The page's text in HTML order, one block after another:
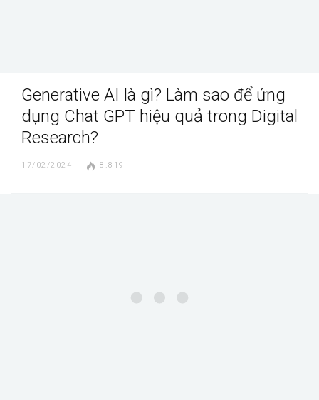
Generative AI là gì? Làm sao để ứng
dụng Chat GPT hiệu quả trong Digital
Research?
17/02/2024 8.819